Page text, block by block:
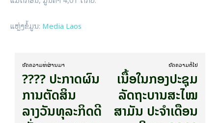
ແຫຼ່ງຂໍ້ມູນ: Media Laos
ບົດ​ຄວາມ​ທີ່​ຜ່ານ​ມາ
???? ປະກາດຜົນ
ການຕັດສິນ
ລາງວັນທຸລະກິດດີ
ບົດ​ຄວາມ​ຕໍ່​ໄປ
ເນື້ອໃນກອງປະຊຸມ
ລັດຖະບານສະໄໝ
ສາມັນ ປະຈໍາເດືອນ